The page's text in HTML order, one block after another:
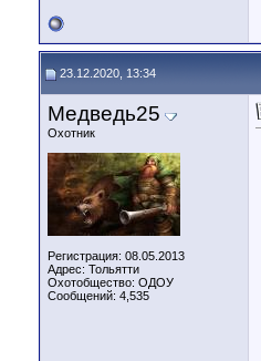
23.12.2020, 13:34
Медведь25
Охотник
Регистрация: 08.05.2013
Адрес: Тольятти
Охотобщество: ОДОУ
Сообщений: 4,535